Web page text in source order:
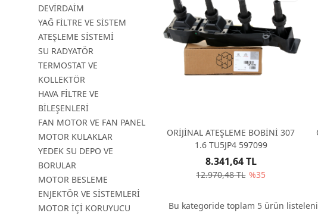
DEVİRDAİM
YAĞ FİLTRE VE SİSTEM
ATEŞLEME SİSTEMİ
SU RADYATÖR
TERMOSTAT VE
KOLLEKTÖR
HAVA FİLTRE VE
BİLEŞENLERİ
FAN MOTOR VE FAN PANEL
MOTOR KULAKLAR
YEDEK SU DEPO VE
BORULAR
MOTOR BESLEME
ENJEKTÖR VE SİSTEMLERİ
MOTOR İÇİ KORUYUCU
ORİJİNAL ATEŞLEME BOBİNİ 307
1.6 TU5JP4 597099
12.970,48 TL %35
8.341,64 TL
Bu kategoride toplam 5ürün